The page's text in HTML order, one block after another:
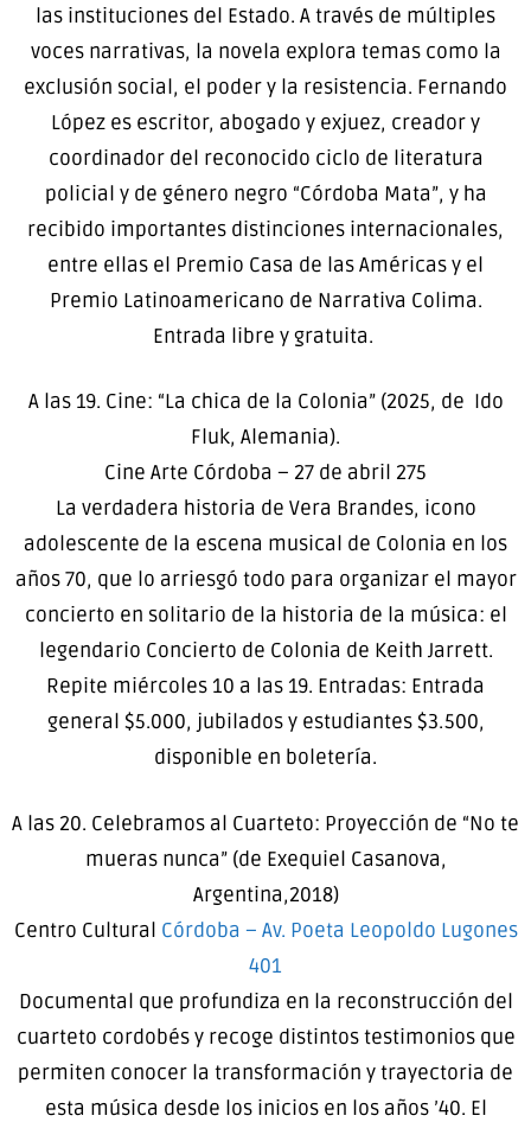
las instituciones del Estado. A través de múltiples
voces narrativas, la novela explora temas como la
exclusión social, el poder y la resistencia. Fernando
López es escritor, abogado y exjuez, creador y
coordinador del reconocido ciclo de literatura
policial y de género negro “Córdoba Mata”, y ha
recibido importantes distinciones internacionales,
entre ellas el Premio Casa de las Américas y el
Premio Latinoamericano de Narrativa Colima.
Entrada libre y gratuita.
A las 19. Cine: “La chica de la Colonia” (2025, de Ido
Fluk, Alemania).
Cine Arte Córdoba – 27 de abril 275
La verdadera historia de Vera Brandes, icono
adolescente de la escena musical de Colonia en los
años 70, que lo arriesgó todo para organizar el mayor
concierto en solitario de la historia de la música: el
legendario Concierto de Colonia de Keith Jarrett.
Repite miércoles 10 a las 19. Entradas: Entrada
general $5.000, jubilados y estudiantes $3.500,
disponible en boletería.
A las 20. Celebramos al Cuarteto: Proyección de “No te
mueras nunca” (de Exequiel Casanova,
Argentina,2018)
Centro Cultural Córdoba – Av. Poeta Leopoldo Lugones
401
Documental que profundiza en la reconstrucción del
cuarteto cordobés y recoge distintos testimonios que
permiten conocer la transformación y trayectoria de
esta música desde los inicios en los años ’40. El